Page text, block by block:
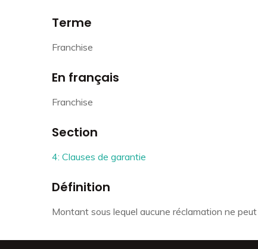
Terme
Franchise
En français
Franchise
Section
4: Clauses de garantie
Définition
Montant sous lequel aucune réclamation ne